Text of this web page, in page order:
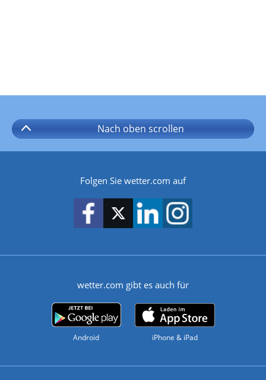
Nach oben scrollen
Folgen Sie wetter.com auf
wetter.com gibt es auch für
Android iPhone & iPad